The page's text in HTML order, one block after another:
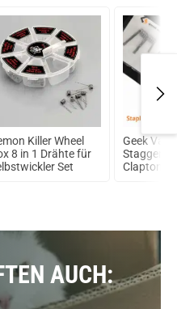
Killer Wheel
8 in 1 Drähte für
Set
Geek
Clapton
AUCH: